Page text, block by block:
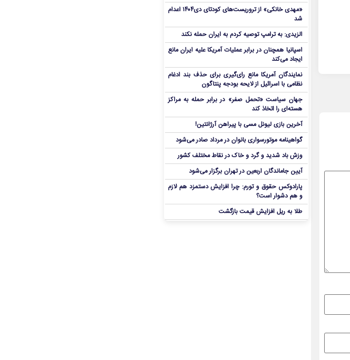
«مهدی خانکی» از تروریست‌های کودتای دی۱۴۰۴ اعدام
شد
الزیدی: به ترامپ توصیه کردم به ایران حمله نکند
اسپانیا همچنان در برابر عملیات آمریکا علیه ایران مانع
ایجاد می‌کند
نمایندگان آمریکا مانع رای‌گیری برای حذف بند ادغام
نظامی با اسرائیل از لایحه بودجه پنتاگون
جهان سیاست «تحمل صفر» در برابر حمله به مراکز
هسته‌ای را اتخاذ کند
آخرین بازی لیونل مسی با پیراهن آرژانتین!
گواهینامه موتورسواری بانوان در مرداد صادر می‌شود
وزش باد شدید و گرد و خاک در نقاط مختلف کشور
آیین جاماندگان اربعین در تهران برگزار می‌شود
پارادوکس حقوق و تورم: چرا افزایش دستمزد هم لازم
و هم دشوار است؟
طلا به ریل افزایش قیمت بازگشت